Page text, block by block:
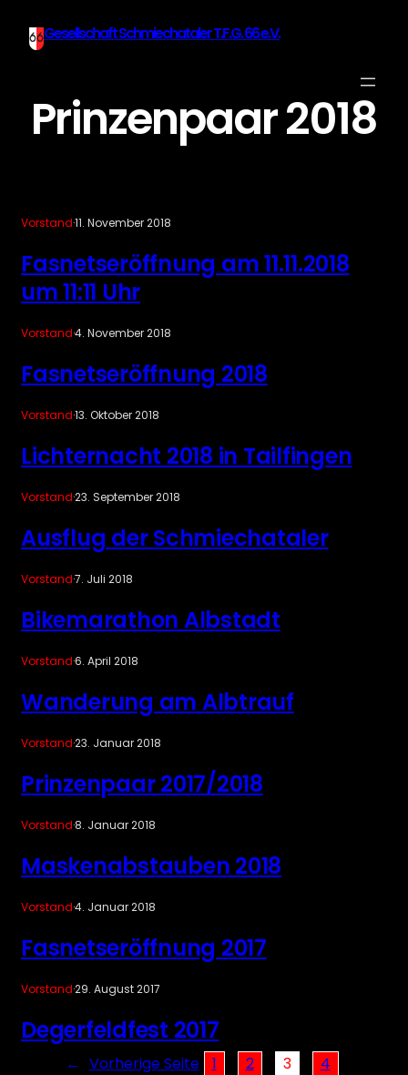
Gesellschaft Schmiechataler T.F.G. 66 e.V.
Prinzenpaar 2018
Vorstand·11. November 2018
Fasnetseröffnung am 11.11.2018
um 11:11 Uhr
Vorstand·4. November 2018
Fasnetseröffnung 2018
Vorstand·13. Oktober 2018
Lichternacht 2018 in Tailfingen
Vorstand·23. September 2018
Ausflug der Schmiechataler
Vorstand·7. Juli 2018
Bikemarathon Albstadt
Vorstand·6. April 2018
Wanderung am Albtrauf
Vorstand·23. Januar 2018
Prinzenpaar 2017/2018
Vorstand·8. Januar 2018
Maskenabstauben 2018
Vorstand·4. Januar 2018
Fasnetseröffnung 2017
Vorstand·29. August 2017
Degerfeldfest 2017
← Vorherige Seite 1 2 3
4